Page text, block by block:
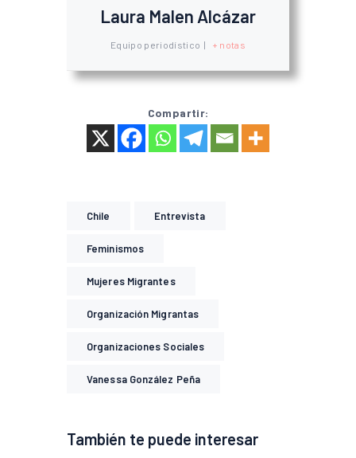
Laura Malen Alcázar
Equipo periodístico | + notas
Compartir:
Chile Entrevista
Feminismos
Mujeres Migrantes
Organización Migrantas
Organizaciones Sociales
Vanessa González Peña
También te puede interesar